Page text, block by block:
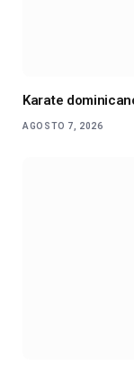
Karate
AGOSTO 7, 2026